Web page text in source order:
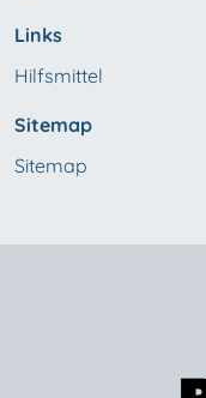
Links
Hilfsmittel
Sitemap
Sitemap